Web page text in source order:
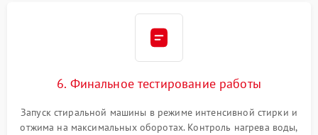
6. Финальное тестирование работы
Запуск стиральной машины в режиме интенсивной стирки и
отжима на максимальных оборотах. Контроль нагрева воды,